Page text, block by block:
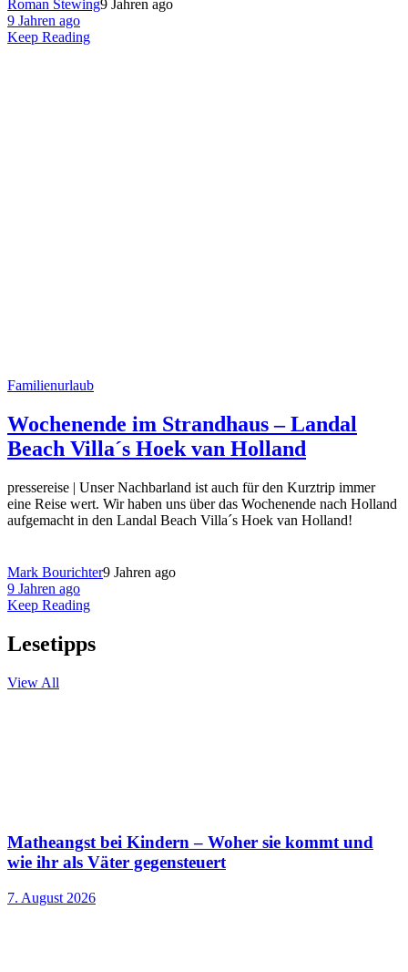
Roman Stewing9 Jahren ago
9 Jahren ago
Keep Reading
Familienurlaub
Wochenende im Strandhaus – Landal
Beach Villa´s Hoek van Holland
pressereise | Unser Nachbarland ist auch für den Kurztrip immer
eine Reise wert. Wir haben uns über das Wochenende nach Holland
aufgemacht in den Landal Beach Villa´s Hoek van Holland!
Mark Bourichter9 Jahren ago
9 Jahren ago
Keep Reading
Lesetipps
View All
Matheangst bei Kindern – Woher sie kommt und
wie ihr als Väter gegensteuert
7. August 2026